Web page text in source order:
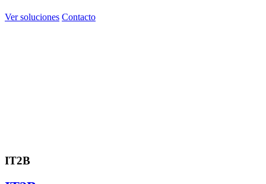
Ver soluciones Contacto
IT2B